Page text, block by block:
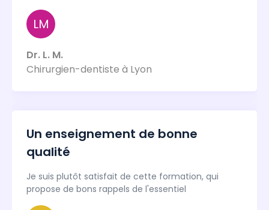
LM
Dr. L. M.
Chirurgien-dentiste à Lyon
Un enseignement de bonne
qualité
Je suis plutôt satisfait de cette formation, qui
propose de bons rappels de l'essentiel